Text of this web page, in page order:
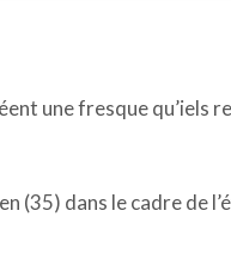
une fresque qu’iels
(35) dans le cadre de